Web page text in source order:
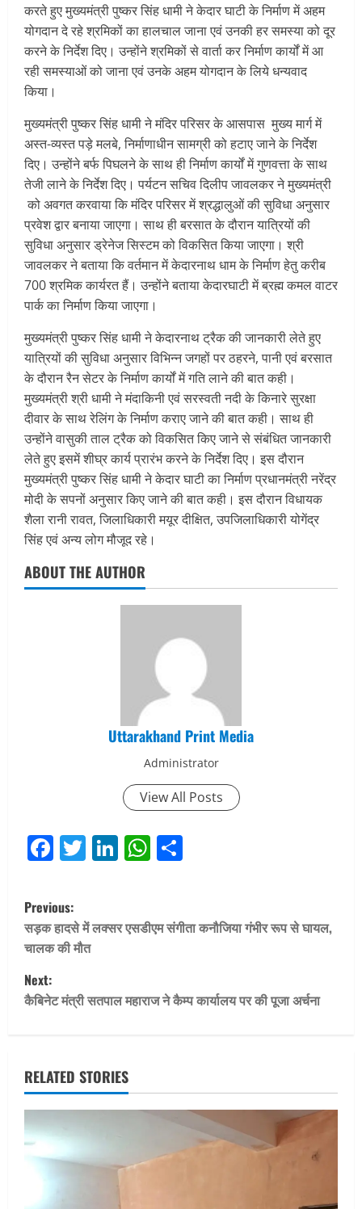
करते हुए मुख्यमंत्री पुष्कर सिंह धामी ने केदार घाटी के निर्माण में अहम
योगदान दे रहे श्रमिकों का हालचाल जाना एवं उनकी हर समस्या को दूर
करने के निर्देश दिए। उन्होंने श्रमिकों से वार्ता कर निर्माण कार्यों में आ
रही समस्याओं को जाना एवं उनके अहम योगदान के लिये धन्यवाद
किया।
मुख्यमंत्री पुष्कर सिंह धामी ने मंदिर परिसर के आसपास मुख्य मार्ग में
अस्त-व्यस्त पड़े मलबे, निर्माणाधीन सामग्री को हटाए जाने के निर्देश
दिए। उन्होंने बर्फ पिघलने के साथ ही निर्माण कार्यों में गुणवत्ता के साथ
तेजी लाने के निर्देश दिए। पर्यटन सचिव दिलीप जावलकर ने मुख्यमंत्री
को अवगत करवाया कि मंदिर परिसर में श्रद्धालुओं की सुविधा अनुसार
प्रवेश द्वार बनाया जाएगा। साथ ही बरसात के दौरान यात्रियों की
सुविधा अनुसार ड्रेनेज सिस्टम को विकसित किया जाएगा। श्री
जावलकर ने बताया कि वर्तमान में केदारनाथ धाम के निर्माण हेतु करीब
700 श्रमिक कार्यरत हैं। उन्होंने बताया केदारघाटी में ब्रह्म कमल वाटर
पार्क का निर्माण किया जाएगा।
मुख्यमंत्री पुष्कर सिंह धामी ने केदारनाथ ट्रैक की जानकारी लेते हुए
यात्रियों की सुविधा अनुसार विभिन्न जगहों पर ठहरने, पानी एवं बरसात
के दौरान रैन सेटर के निर्माण कार्यों में गति लाने की बात कही।
मुख्यमंत्री श्री धामी ने मंदाकिनी एवं सरस्वती नदी के किनारे सुरक्षा
दीवार के साथ रेलिंग के निर्माण कराए जाने की बात कही। साथ ही
उन्होंने वासुकी ताल ट्रैक को विकसित किए जाने से संबंधित जानकारी
लेते हुए इसमें शीघ्र कार्य प्रारंभ करने के निर्देश दिए। इस दौरान
मुख्यमंत्री पुष्कर सिंह धामी ने केदार घाटी का निर्माण प्रधानमंत्री नरेंद्र
मोदी के सपनों अनुसार किए जाने की बात कही। इस दौरान विधायक
शैला रानी रावत, जिलाधिकारी मयूर दीक्षित, उपजिलाधिकारी योगेंद्र
सिंह एवं अन्य लोग मौजूद रहे।
ABOUT THE AUTHOR
Uttarakhand Print Media
Administrator
View All Posts
Facebook
Twitter
LinkedIn
WhatsApp
P
o
s
t
a
v
i
g
Previous:
सड़क हादसे में लक्सर एसडीएम संगीता कनौजिया गंभीर रूप से घायल,
चालक की मौत
Next:
कैबिनेट मंत्री सतपाल महाराज ने कैम्प कार्यालय पर की पूजा अर्चना
RELATED STORIES